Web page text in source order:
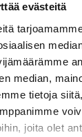
evästeitä
median,
tietoja
joita olet